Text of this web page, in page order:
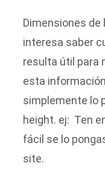
Dimensiones de
interesa saber
resulta útil para
esta
simplemente lo
height. ej: Ten
fácil se lo
site.